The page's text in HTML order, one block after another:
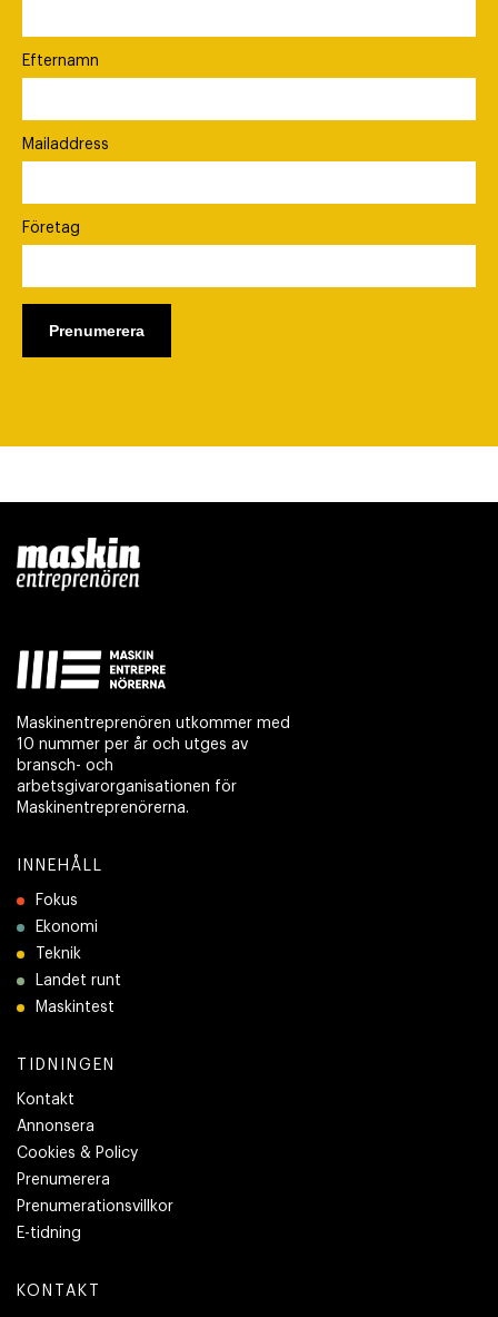
Efternamn
Mailaddress
Företag
Maskinentreprenören utkommer med
10 nummer per år och utges av
bransch- och
arbetsgivarorganisationen för
Maskinentreprenörerna.
INNEHÅLL
Fokus
Ekonomi
Teknik
Landet runt
Maskintest
TIDNINGEN
Kontakt
Annonsera
Cookies & Policy
Prenumerera
Prenumerationsvillkor
E-tidning
KONTAKT